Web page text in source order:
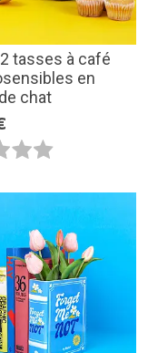
tasses à café
en
chat